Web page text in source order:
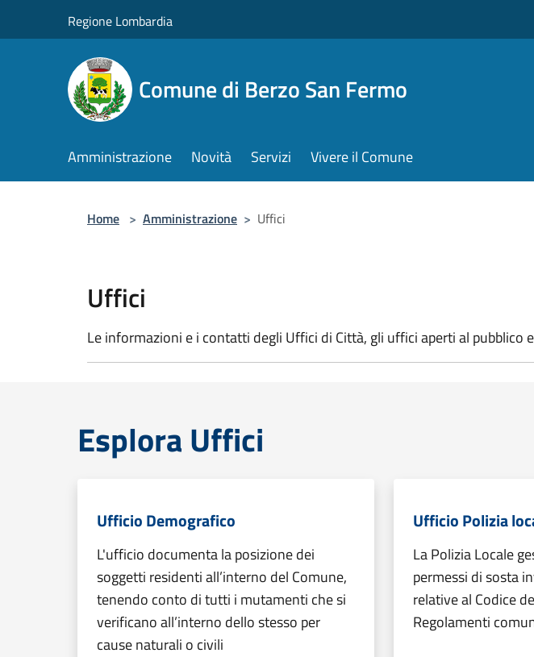
Regione Lombardia
Comune di Berzo San Fermo
Amministrazione Novità Servizi Vivere il Comune
Home > Amministrazione > Uffici
Uffici
Le informazioni e i contatti degli Uffici di Città, gli uffici aperti al pubblico
Esplora Uffici
Ufficio Demografico
L'ufficio documenta la posizione dei
soggetti residenti all’interno del Comune,
tenendo conto di tutti i mutamenti che si
verificano all’interno dello stesso per
cause naturali o civili
Ufficio Polizia
La Polizia Locale
permessi di sosta
relative al Codice
Regolamenti